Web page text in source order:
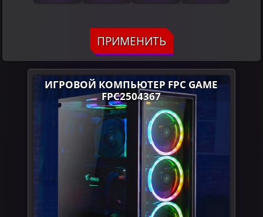
ПРИМЕНИТЬ
ИГРОВОЙ КОМПЬЮТЕР FPC GAME
FPC2504367